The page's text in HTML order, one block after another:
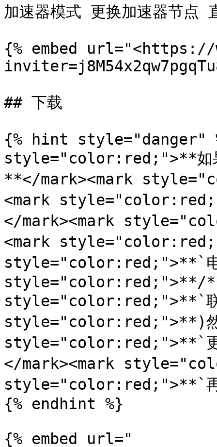
加速器模式 更换加速器节点
{% embed
## 下载
{% hint style="danger"
style="color:red;">**如果
**</mark><mark
<mark
</mark><mark
<mark
style="color:red;">**`电
style="color:red;">**/
style="color:red;">**`联
style="color:red;">**)然
style="color:red;">**`更
</mark><mark
style="color:red;">**`再
{% endhint %}
{% embed url="